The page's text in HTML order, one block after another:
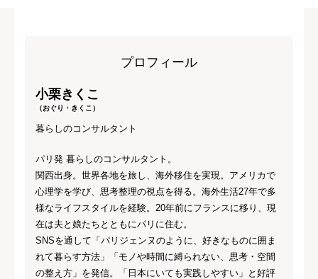
プロフィール
小栗きくこ
（おぐり・きくこ）
暮らしのコンサルタント
パリ発 暮らしのコンサルタント。
関西出身。世界各地を旅し、海外移住を実現。アメリカで
心理学を学び、思考整理の視点を得る。海外生活27年で多
様なライフスタイルを経験。20年前にフランスに移り、現
在は夫と娘たちとともにパリに住む。
SNSを通して「パリジェンヌのように、好きなものに囲ま
れて暮らす方法」「モノや時間に縛られない、思考・空間
の整え方」を発信。「日本にいても実践しやすい」と好評